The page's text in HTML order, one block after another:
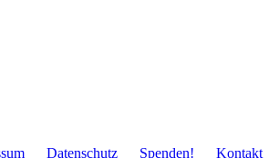
Daten­schutz Spenden! Kontakt